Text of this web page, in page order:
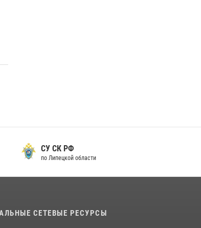
СУ СК РФ
по Липецкой области
СЕТЕВЫЕ РЕСУРСЫ